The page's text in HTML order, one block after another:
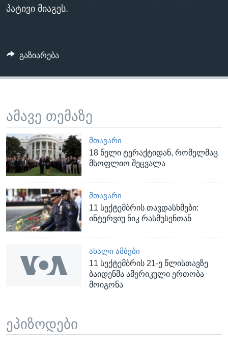
პატივი მიაგეს.
გაზიარება
ამავე თემაზე
ᲛᲗᲐᲕᲐᲠᲘ
18 წელი ტერაქტიდან, რომელმაც
მსოფლიო შეცვალა
ᲛᲗᲐᲕᲐᲠᲘ
11 სექტემბრის თავდასხმები:
ინტერვიუ ნიკ რასმუსენთან
ᲐᲮᲐᲚᲘ ᲐᲛᲑᲔᲑᲘ
11 სექტემბრის 21-ე წლისთავზე
ბაიდენმა ამერიკული ერთობა
მოიგონა
ეპიზოდები